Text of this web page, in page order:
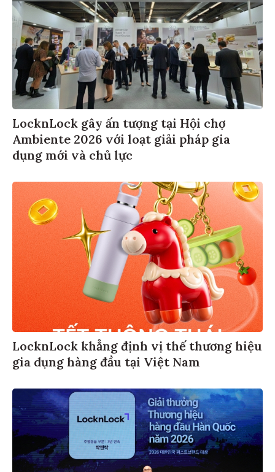
LocknLock gây ấn tượng tại Hội chợ
Ambiente 2026 với loạt giải pháp gia
dụng mới và chủ lực
LocknLock khẳng định vị thế thương hiệu
gia dụng hàng đầu tại Việt Nam